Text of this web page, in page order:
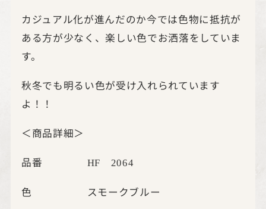
カジュアル化が進んだのか今では色物に抵抗が
ある方が少なく、楽しい色でお洒落をしていま
す。
秋冬でも明るい色が受け入れられています
よ！！
＜商品詳細＞
品番 HF 2064
色 スモークブルー